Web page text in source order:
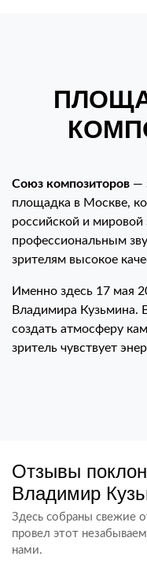
Союз композиторов —
площадка в Москве,
российской и
профессиональным
зрителям высокое
Именно здесь 17 мая
Владимира Кузьмина.
создать атмосферу
зритель чувствует
Отзывы
Владимир
Здесь собраны свежие
провел этот
нами.